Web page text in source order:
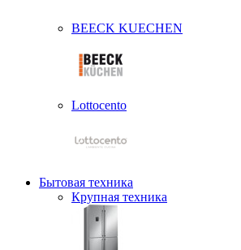
BEECK KUECHEN
Lottocento
Бытовая техника
Крупная техника